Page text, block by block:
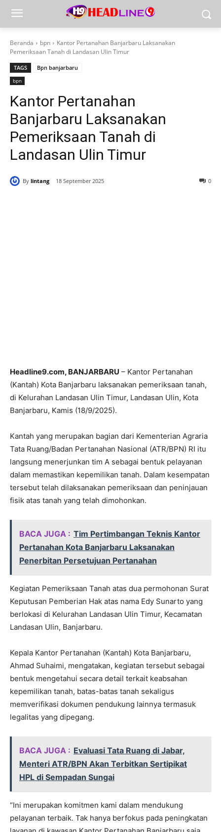
Beranda bpn
Kantor Pertanahan Banjarbaru Laksanakan
Pemeriksaan Tanah di Landasan Ulin Timur
TAGS Bpn banjarbaru
bpn
Kantor Pertanahan
Banjarbaru Laksanakan
Pemeriksaan Tanah di
Landasan Ulin Timur
By lintang 18 September 2025 0
Headline9.com, BANJARBARU – Kantor Pertanahan
(Kantah) Kota Banjarbaru laksanakan pemeriksaan tanah,
di Kelurahan Landasan Ulin Timur, Landasan Ulin, Kota
Banjarbaru, Kamis (18/9/2025).
Kantah yang merupakan bagian dari Kementerian Agraria
Tata Ruang/Badan Pertanahan Nasional (ATR/BPN) RI itu
langsung menerjunkan tim A sebagai bentuk pelayanan
dalam memastikan kepemilikan tanah. Dalam kesempatan
tersebut telah dilaksanakan pemeriksaan dan peninjauan
fisik atas tanah yang telah dimohonkan.
BACA JUGA : Tim Pertimbangan Teknis Kantor
Pertanahan Kota Banjarbaru Laksanakan
Penerbitan Persetujuan Pertanahan
Kegiatan Pemeriksaan Tanah atas dua permohonan Surat
Keputusan Pemberian Hak atas nama Edy Sunarto yang
berlokasi di Kelurahan Landasan Ulin Timur, Kecamatan
Landasan Ulin, Banjarbaru.
Kepala Kantor Pertanahan (Kantah) Kota Banjarbaru,
Ahmad Suhaimi, mengatakan, kegiatan tersebut sebagai
bentuk mengetahui secara detail terkait keabsahan
kepemilikan tanah, batas-batas tanah sekaligus
memverifikasi dokumen pendukung lainnya termasuk
legalitas yang dipegang.
BACA JUGA : Evaluasi Tata Ruang di Jabar,
Menteri ATR/BPN Akan Terbitkan Sertipikat
HPL di Sempadan Sungai
“Ini merupakan komitmen kami dalam mendukung
pelayanan terbaik. Tak hanya berfokus pada peningkatan